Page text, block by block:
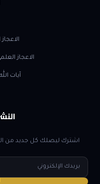
الاعجاز
آيات
اشترك ليصلك كل جديد من
البريد
الإلكتروني